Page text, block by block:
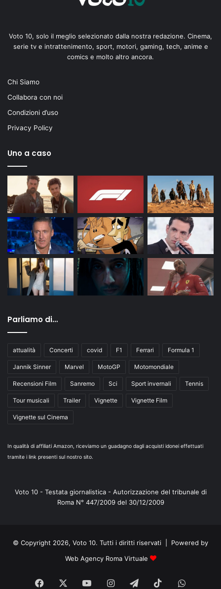
Voto 10, solo il meglio selezionato dalla nostra redazione. Cinema,
serie tv e intrattenimento, sport, motori, gaming, tech, anime e
comics e molto altro ancora.
Chi Siamo
Collabora con noi
Condizioni d’uso
Privacy Policy
Uno a caso
Parliamo di…
attualità Concerti covid F1 Ferrari Formula 1
Jannik Sinner Marvel MotoGP Motomondiale
Recensioni Film Sanremo Sci Sport invernali Tennis
Tour musicali Trailer Vignette Vignette Film
Vignette sul Cinema
In qualità di affiliati Amazon, riceviamo un guadagno dagli acquisti idonei effettuati
tramite i link presenti sul nostro sito.
Voto 10 - Testata giornalistica - Autorizzazione del tribunale di
Roma N° 447/2009 del 30/12/2009
© Copyright 2026, Voto 10. Tutti i diritti riservati | Powered by
Web Agency Roma Virtuale
Facebook You Instagram
TelegramTikTok